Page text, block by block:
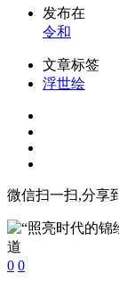
发布在
令和
文章标签
浮世绘
微信扫一扫,分享
0 0